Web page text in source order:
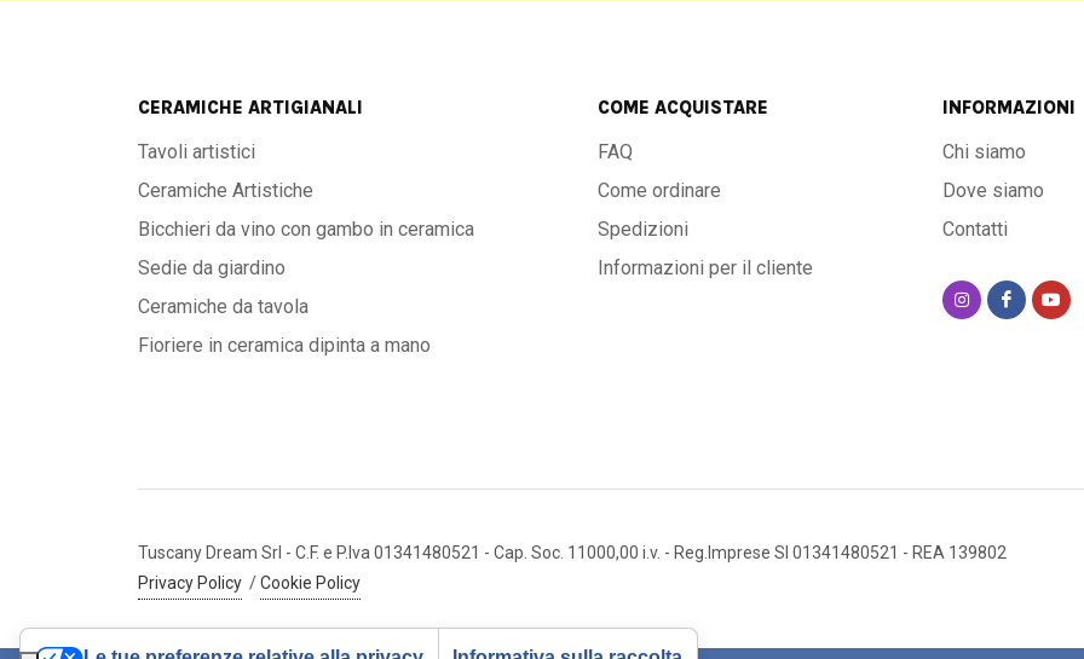
CERAMICHE ARTIGIANALI
Tavoli artistici
Ceramiche Artistiche
Bicchieri da vino con gambo in ceramica
Sedie da giardino
Ceramiche da tavola
Fioriere in ceramica dipinta a mano
COME ACQUISTARE
FAQ
Come ordinare
Spedizioni
Informazioni per il cliente
INFORMAZIONI
Chi siamo
Dove siamo
Contatti
Tuscany Dream Srl - C.F. e P.Iva 01341480521 - Cap. Soc. 11000,00 i.v. - Reg.Imprese SI 01341480521 - REA 139802
Privacy Policy /Cookie Policy